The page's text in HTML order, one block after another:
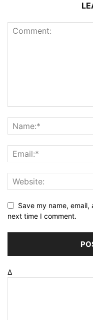
Save my name,
next time I comment.
Δ